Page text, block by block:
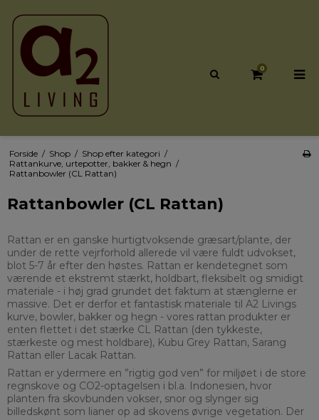
0
Forside / Shop / Shop efter kategori /
Rattankurve, urtepotter, bakker & hegn /
Rattanbowler (CL Rattan)
Rattanbowler (CL Rattan)
Rattan er en ganske hurtigtvoksende græsart/plante, der
under de rette vejrforhold allerede vil være fuldt udvokset,
blot 5-7 år efter den høstes. Rattan er kendetegnet som
værende et ekstremt stærkt, holdbart, fleksibelt og smidigt
materiale - i høj grad grundet det faktum at stænglerne er
massive. Det er derfor et fantastisk materiale til A2 Livings
kurve, bowler, bakker og hegn - vores rattan produkter er
enten flettet i det stærke CL Rattan (den tykkeste,
stærkeste og mest holdbare), Kubu Grey Rattan, Sarang
Rattan eller Lacak Rattan.
Rattan er ydermere en ”rigtig god ven” for miljøet i de store
regnskove og CO2-optagelsen i bl.a. Indonesien, hvor
planten fra skovbunden vokser, snor og slynger sig
billedskønt som lianer op ad skovens øvrige vegetation. Der